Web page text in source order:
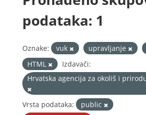
podataka: 1
Oznake: vuk upravljanje
HTML
Izdavači:
Hrvatska agencija za okoliš i
Vrsta podataka:
public